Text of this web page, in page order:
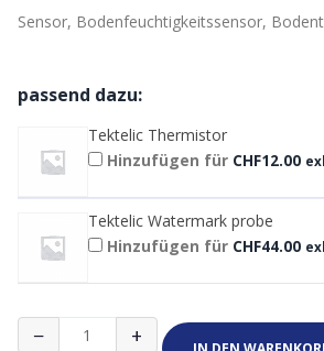
Sensor, Bodenfeuchtigkeitssensor,
passend dazu:
Tektelic Thermistor
Hinzufügen für CHF12.00
Tektelic Watermark probe
Hinzufügen für CHF44.00
− +